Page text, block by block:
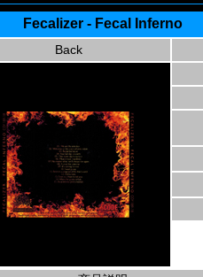
Fecalizer - Fecal Inferno
Back